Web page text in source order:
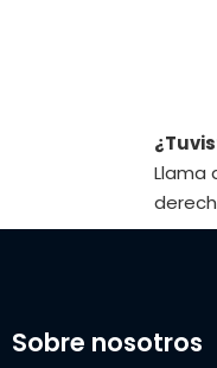
Llama
Sobre nosotros